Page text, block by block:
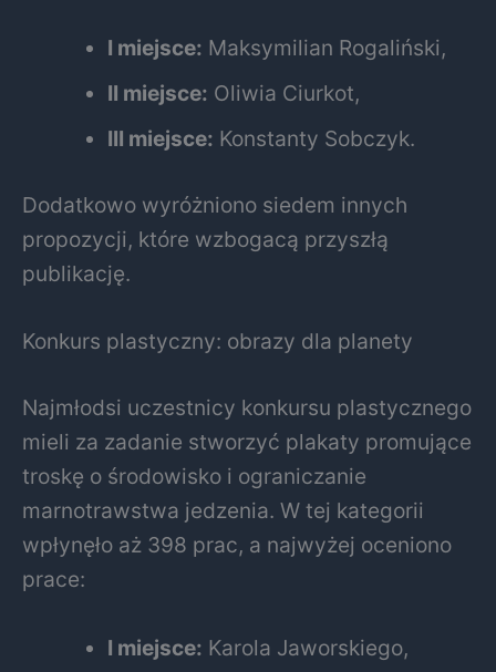
I miejsce: Maksymilian Rogaliński,
II miejsce: Oliwia Ciurkot,
III miejsce: Konstanty Sobczyk.
Dodatkowo wyróżniono siedem innych
propozycji, które wzbogacą przyszłą
publikację.
Konkurs plastyczny: obrazy dla planety
Najmłodsi uczestnicy konkursu plastycznego
mieli za zadanie stworzyć plakaty promujące
troskę o środowisko i ograniczanie
marnotrawstwa jedzenia. W tej kategorii
wpłynęło aż 398 prac, a najwyżej oceniono
prace:
I miejsce: Karola Jaworskiego,